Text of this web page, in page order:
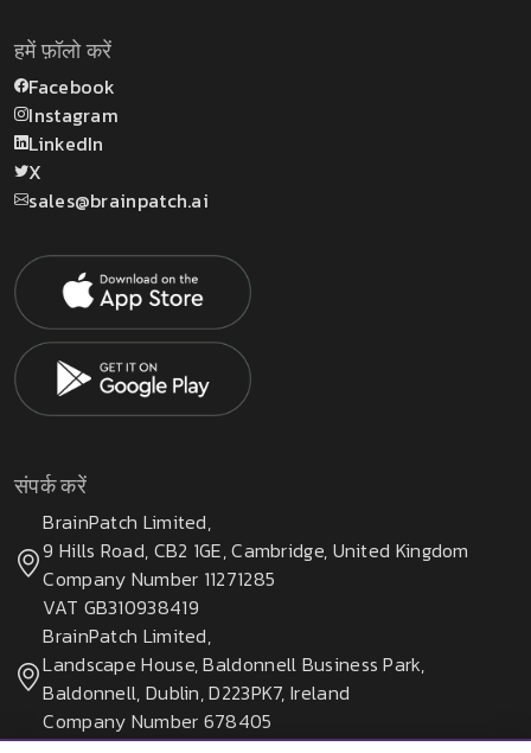
हमें फ़ॉलो करें
Facebook
Instagram
LinkedIn
X
sales@brainpatch.ai
संपर्क करें
BrainPatch Limited,
9 Hills Road, CB2 1GE, Cambridge, United Kingdom
Company Number 11271285
VAT GB310938419
BrainPatch Limited,
Landscape House, Baldonnell Business Park,
Baldonnell, Dublin, D223PK7, Ireland
Company Number 678405